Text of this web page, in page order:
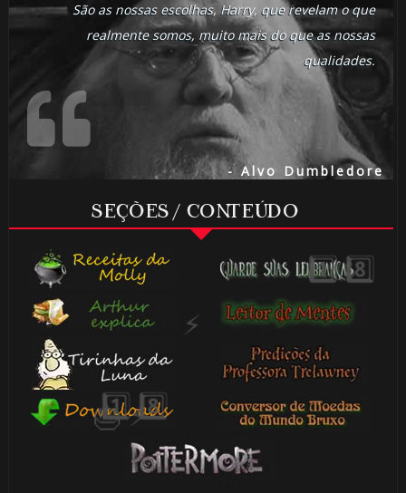
São as nossas escolhas, Harry, que revelam o que
realmente somos, muito mais do que as nossas
qualidades.
- Alvo Dumbledore
SEÇÕES / CONTEÚDO
⚡
⚡